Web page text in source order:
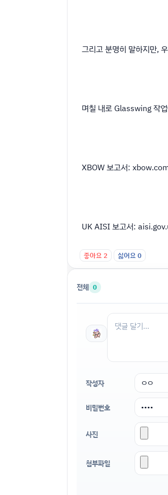
그리고 분명히 말하지만,
며칠 내로 Glasswing 작
XBOW 보고서:
UK AISI 보고서:
좋아요2 싫어요0
전체 0
작성자
비밀번호
사진
첨부파일